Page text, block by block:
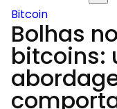
Bitcoin
Bolhas
bitcoins: